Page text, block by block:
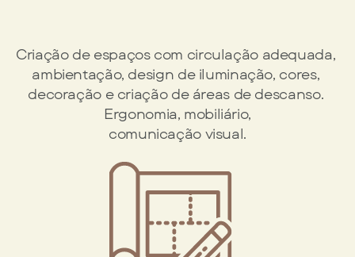
Criação de espaços com circulação adequada, ​
ambientação, design de iluminação, cores, ​
decoração e criação de áreas de descanso. ​
Ergonomia, mobiliário,
comunicação visual.